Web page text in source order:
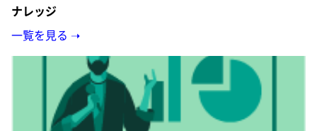
ナレッジ
一覧を見る ➝